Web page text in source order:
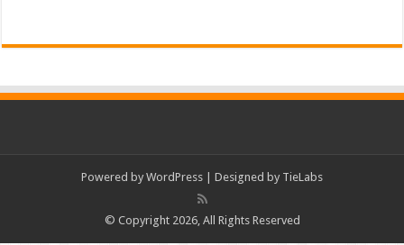
Powered by WordPress | Designed by TieLabs
© Copyright 2026, All Rights Reserved